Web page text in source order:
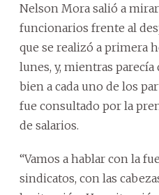
Nelson Mora salió a
funcionarios frente al
que se realizó a primera
lunes, y, mientras
bien a cada uno de los
fue consultado por la
de salarios.
“Vamos a hablar con la
sindicatos, con las